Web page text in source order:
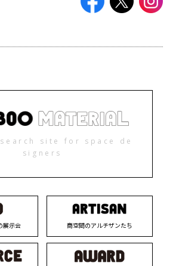
site for space de
signers
展示会 商空間のアルチザンたち